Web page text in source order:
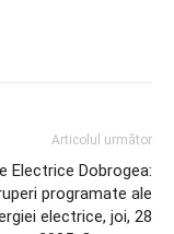
Articolul următor
Electrice Dobrogea:
programate ale
electrice, joi, 28